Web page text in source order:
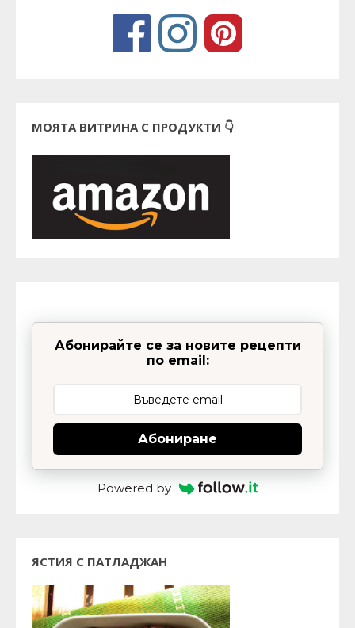
МОЯТА ВИТРИНА С ПРОДУКТИ 👇
Абонирайте се за новите рецепти
по email:
Абониране
Powered by
ЯСТИЯ С ПАТЛАДЖАН